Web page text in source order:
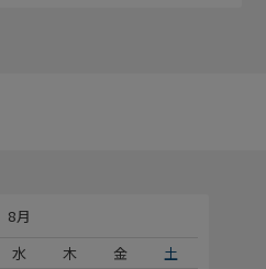
8月
水 木 金
土